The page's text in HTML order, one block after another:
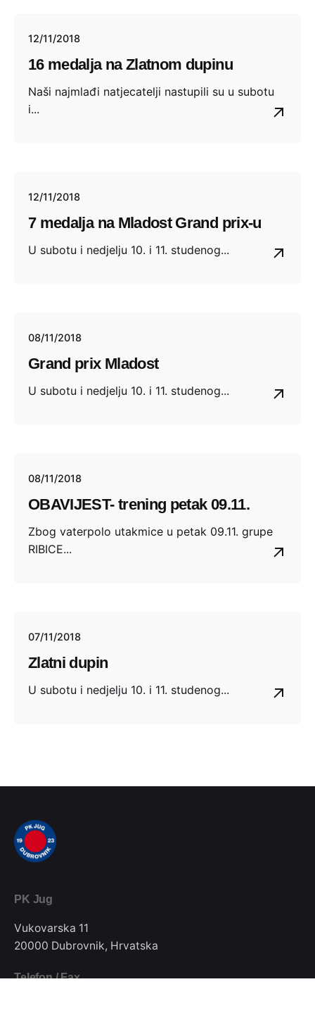
12/11/2018
16 medalja na Zlatnom dupinu
Naši najmlađi natjecatelji nastupili su u subotu
i...
12/11/2018
7 medalja na Mladost Grand prix-u
U subotu i nedjelju 10. i 11. studenog...
08/11/2018
Grand prix Mladost
U subotu i nedjelju 10. i 11. studenog...
08/11/2018
OBAVIJEST- trening petak 09.11.
Zbog vaterpolo utakmice u petak 09.11. grupe
RIBICE...
07/11/2018
Zlatni dupin
U subotu i nedjelju 10. i 11. studenog...
PK Jug
Vukovarska 11
20000 Dubrovnik, Hrvatska
Telefon / Fax